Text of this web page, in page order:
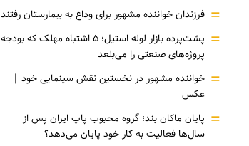
= فرزندان خواننده مشهور برای وداع به بیمارستان رفتند
=
پشت‌پرده بازار لوله استیل؛ ۵ اشتباه مهلک که بودجه
پروژه‌های صنعتی را می‌بلعد
= خواننده مشهور در نخستین نقش سینمایی خود |‌
عکس
= پایان ماکان بند؛ گروه محبوب پاپ ایران پس از
سال‌ها فعالیت به کار خود پایان می‌دهد؟